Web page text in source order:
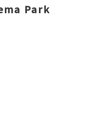
Park